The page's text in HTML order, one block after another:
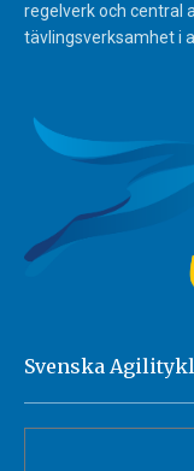
regelverk och central
tävlingsverksamhet i
Svenska